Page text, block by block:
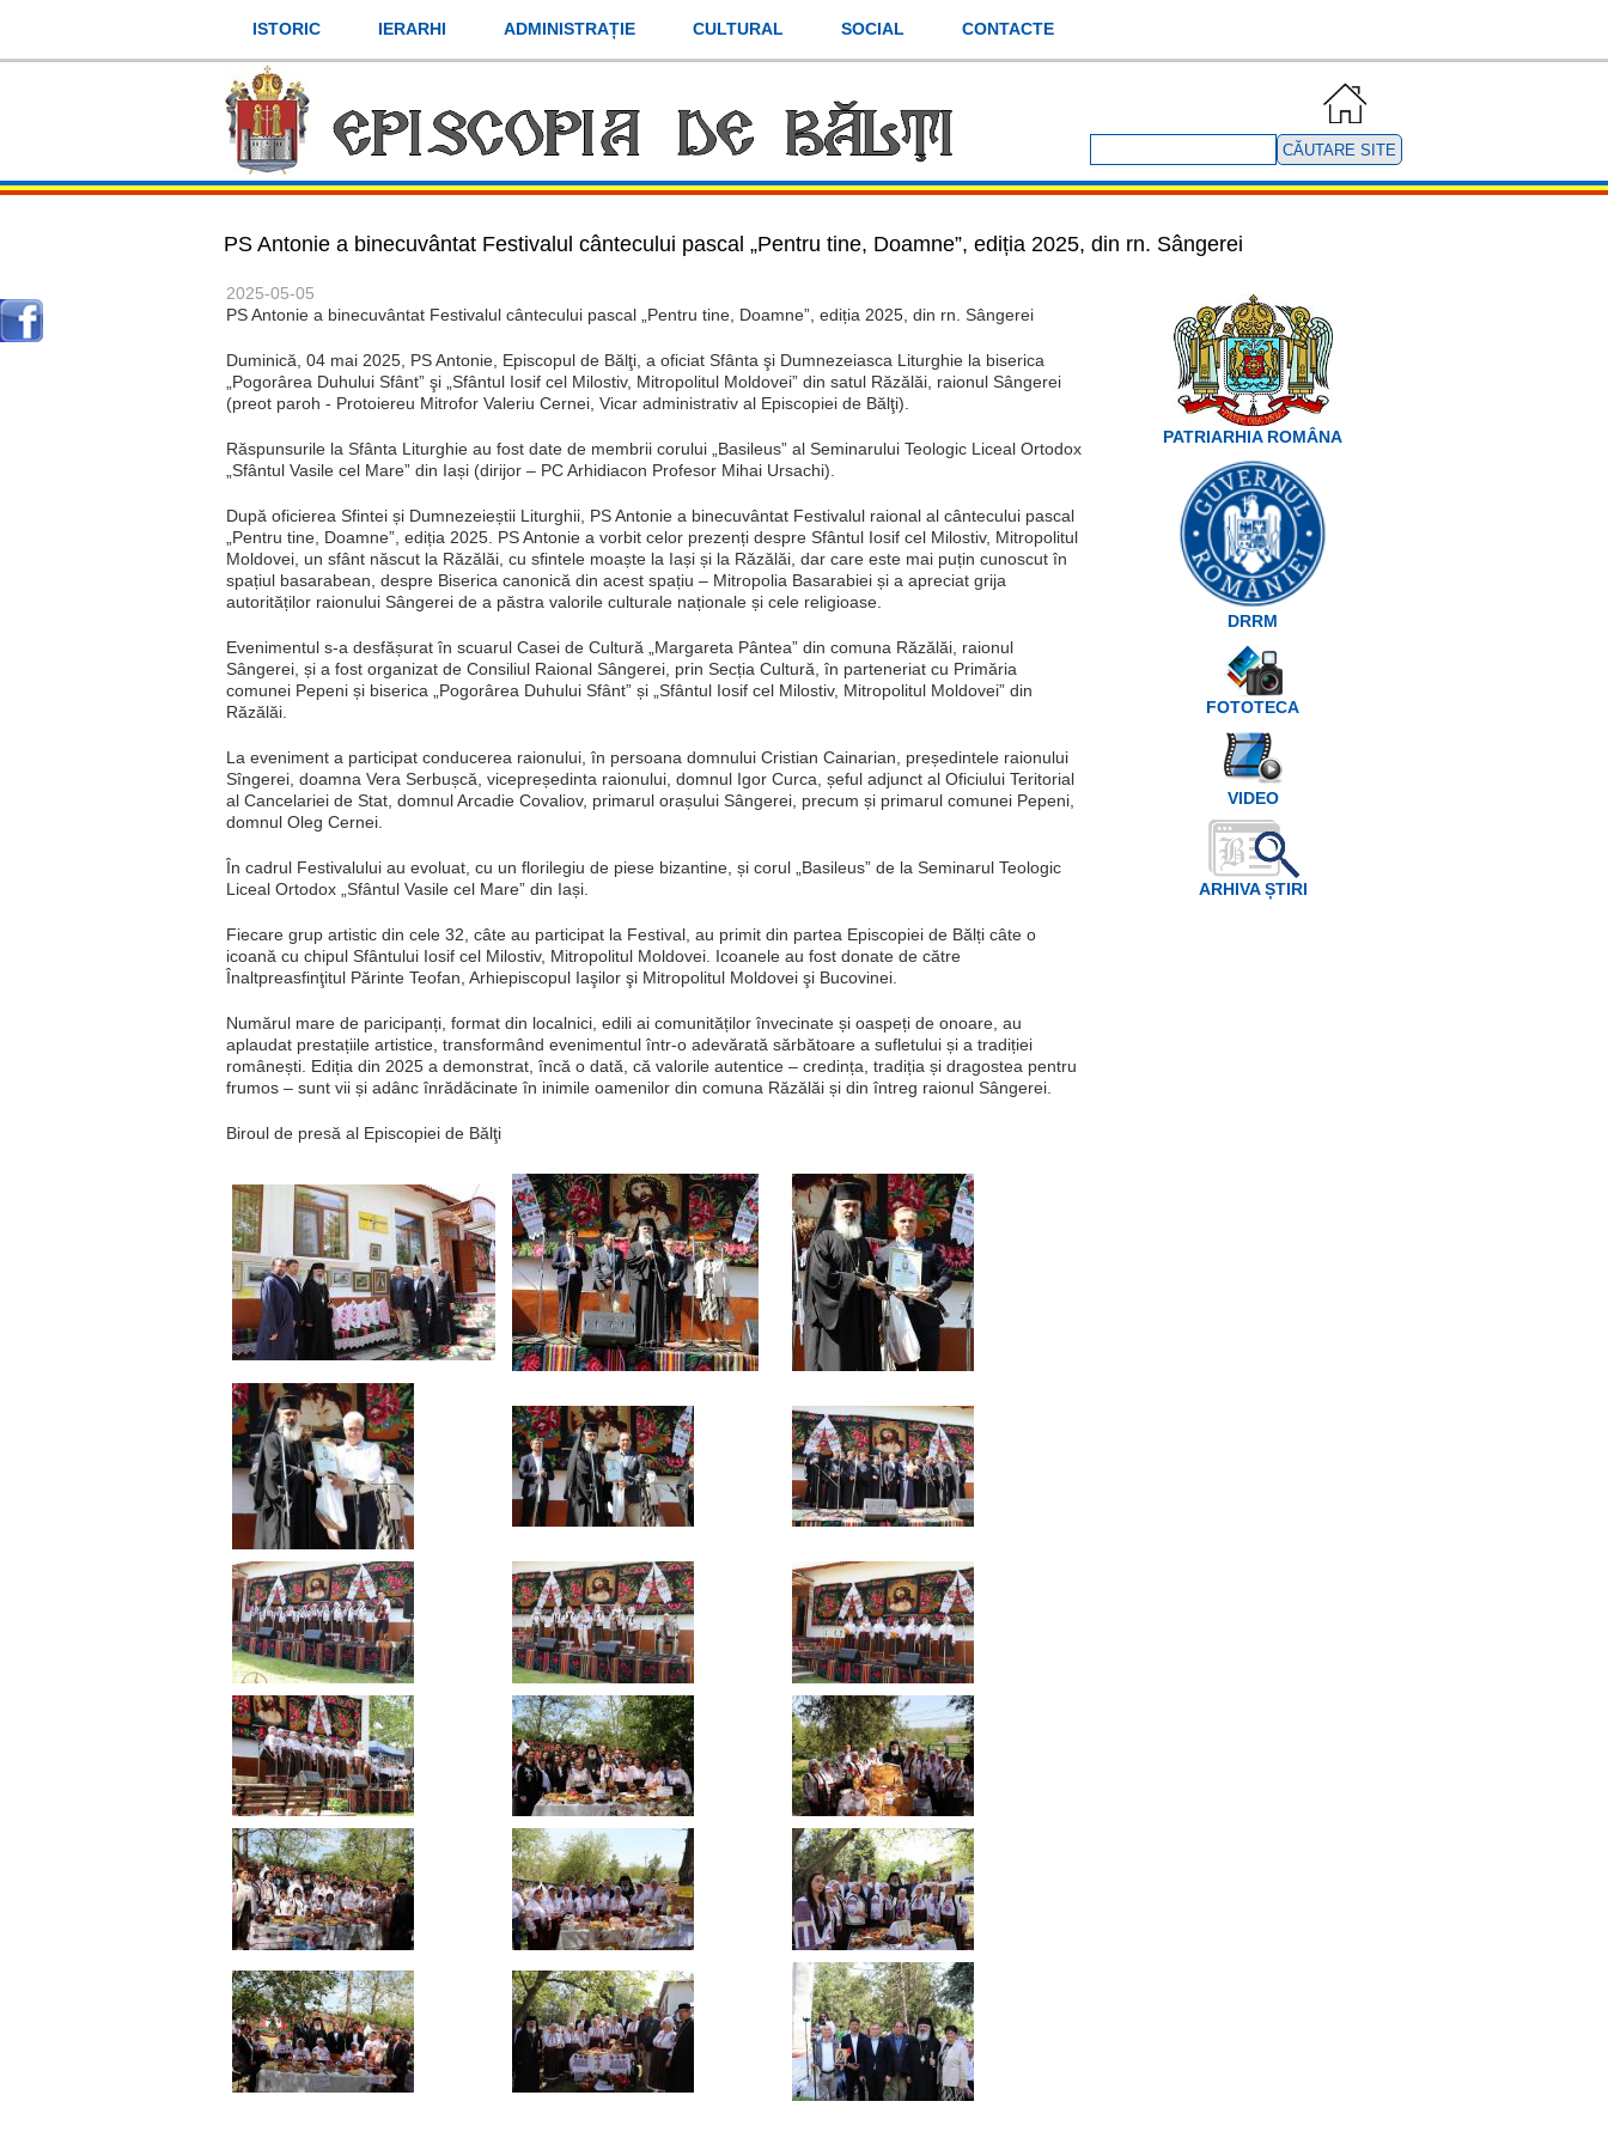
ISTORIC IERARHI ADMINISTRAȚIE CULTURAL SOCIAL CONTACTE
site
PS Antonie a binecuvântat Festivalul cântecului pascal „Pentru tine, Doamne”, ediția 2025, din rn. Sângerei
2025-05-05
PS Antonie a binecuvântat Festivalul cântecului pascal „Pentru tine, Doamne”, ediția 2025, din rn. Sângerei
Duminică, 04 mai 2025, PS Antonie, Episcopul de Bălţi, a oficiat Sfânta şi Dumnezeiasca Liturghie la biserica
„Pogorârea Duhului Sfânt” şi „Sfântul Iosif cel Milostiv, Mitropolitul Moldovei” din satul Răzălăi, raionul Sângerei
(preot paroh - Protoiereu Mitrofor Valeriu Cernei, Vicar administrativ al Episcopiei de Bălţi).
Răspunsurile la Sfânta Liturghie au fost date de membrii corului „Basileus” al Seminarului Teologic Liceal Ortodox
„Sfântul Vasile cel Mare” din Iași (dirijor – PC Arhidiacon Profesor Mihai Ursachi).
După oficierea Sfintei și Dumnezeieștii Liturghii, PS Antonie a binecuvântat Festivalul raional al cântecului pascal
„Pentru tine, Doamne”, ediția 2025. PS Antonie a vorbit celor prezenți despre Sfântul Iosif cel Milostiv, Mitropolitul
Moldovei, un sfânt născut la Răzălăi, cu sfintele moaște la Iași și la Răzălăi, dar care este mai puțin cunoscut în
spațiul basarabean, despre Biserica canonică din acest spațiu – Mitropolia Basarabiei și a apreciat grija
autorităților raionului Sângerei de a păstra valorile culturale naționale și cele religioase.
Evenimentul s-a desfășurat în scuarul Casei de Cultură „Margareta Pântea” din comuna Răzălăi, raionul
Sângerei, și a fost organizat de Consiliul Raional Sângerei, prin Secția Cultură, în parteneriat cu Primăria
comunei Pepeni și biserica „Pogorârea Duhului Sfânt” și „Sfântul Iosif cel Milostiv, Mitropolitul Moldovei” din
Răzălăi.
La eveniment a participat conducerea raionului, în persoana domnului Cristian Cainarian, președintele raionului
Sîngerei, doamna Vera Serbușcă, vicepreședinta raionului, domnul Igor Curca, șeful adjunct al Oficiului Teritorial
al Cancelariei de Stat, domnul Arcadie Covaliov, primarul orașului Sângerei, precum și primarul comunei Pepeni,
domnul Oleg Cernei.
În cadrul Festivalului au evoluat, cu un florilegiu de piese bizantine, și corul „Basileus” de la Seminarul Teologic
Liceal Ortodox „Sfântul Vasile cel Mare” din Iași.
Fiecare grup artistic din cele 32, câte au participat la Festival, au primit din partea Episcopiei de Bălți câte o
icoană cu chipul Sfântului Iosif cel Milostiv, Mitropolitul Moldovei. Icoanele au fost donate de către
Înaltpreasfinţitul Părinte Teofan, Arhiepiscopul Iaşilor şi Mitropolitul Moldovei şi Bucovinei.
Numărul mare de paricipanți, format din localnici, edili ai comunităților învecinate și oaspeți de onoare, au
aplaudat prestațiile artistice, transformând evenimentul într-o adevărată sărbătoare a sufletului și a tradiției
românești. Ediția din 2025 a demonstrat, încă o dată, că valorile autentice – credința, tradiția și dragostea pentru
frumos – sunt vii și adânc înrădăcinate în inimile oamenilor din comuna Răzălăi și din întreg raionul Sângerei.
Biroul de presă al Episcopiei de Bălţi
PATRIARHIA ROMÂNA
DRRM
FOTOTECA
VIDEO
ARHIVA ȘTIRI